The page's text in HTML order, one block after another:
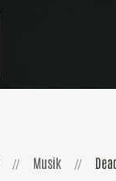
Musik